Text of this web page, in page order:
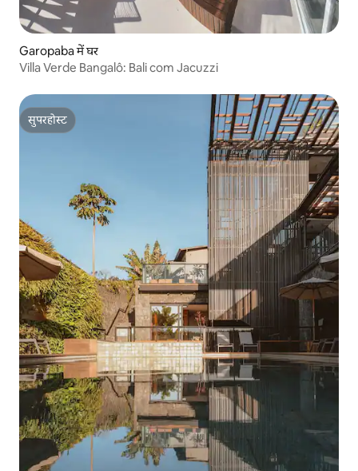
Garopaba में घर
Villa Verde Bangalô: Bali com Jacuzzi
सुपरहोस्ट
सुपरहोस्ट